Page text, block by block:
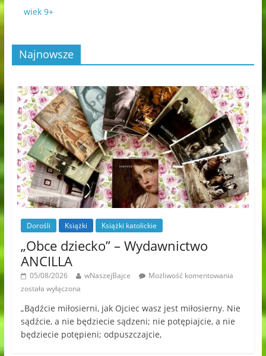
wiek 9+
Najnowsze
Dorośli Książki Książki katolickie
„Obce dziecko” – Wydawnictwo
ANCILLA
05/08/2026 wNaszejBajce
Możliwość komentowania
została wyłączona
„Bądźcie miłosierni, jak Ojciec wasz jest miłosierny. Nie
sądźcie, a nie będziecie sądzeni; nie potępiajcie, a nie
będziecie potępieni; odpuszczajcie,